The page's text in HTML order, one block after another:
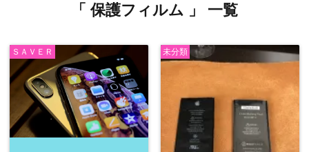
「 保護フィルム 」 一覧
ＳＡＶＥＲ 未分類